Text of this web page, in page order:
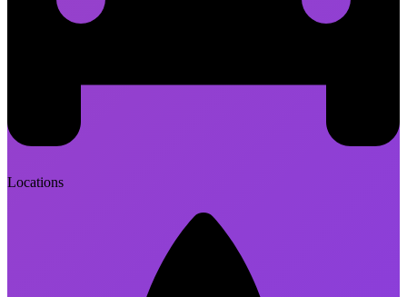
Locations